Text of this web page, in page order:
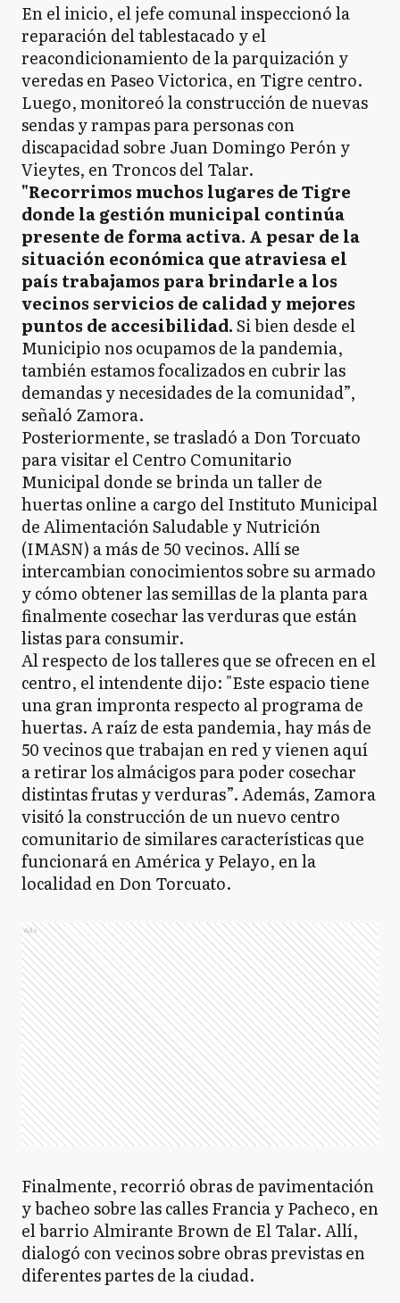
En el inicio, el jefe comunal inspeccionó la
reparación del tablestacado y el
reacondicionamiento de la parquización y
veredas en Paseo Victorica, en Tigre centro.
Luego, monitoreó la construcción de nuevas
sendas y rampas para personas con
discapacidad sobre Juan Domingo Perón y
Vieytes, en Troncos del Talar.
"Recorrimos muchos lugares de Tigre
donde la gestión municipal continúa
presente de forma activa. A pesar de la
situación económica que atraviesa el
país trabajamos para brindarle a los
vecinos servicios de calidad y mejores
puntos de accesibilidad.Si bien desde el
Municipio nos ocupamos de la pandemia,
también estamos focalizados en cubrir las
demandas y necesidades de la comunidad”,
señaló Zamora.
Posteriormente, se trasladó a Don Torcuato
para visitar el Centro Comunitario
Municipal donde se brinda un taller de
huertas online a cargo del Instituto Municipal
de Alimentación Saludable y Nutrición
(IMASN) a más de 50 vecinos. Allí se
intercambian conocimientos sobre su armado
y cómo obtener las semillas de la planta para
finalmente cosechar las verduras que están
listas para consumir.
Al respecto de los talleres que se ofrecen en el
centro, el intendente dijo: "Este espacio tiene
una gran impronta respecto al programa de
huertas. A raíz de esta pandemia, hay más de
50 vecinos que trabajan en red y vienen aquí
a retirar los almácigos para poder cosechar
distintas frutas y verduras”. Además, Zamora
visitó la construcción de un nuevo centro
comunitario de similares características que
funcionará en América y Pelayo, en la
localidad en Don Torcuato.
Ads
Finalmente, recorrió obras de pavimentación
y bacheo sobre las calles Francia y Pacheco, en
el barrio Almirante Brown de El Talar. Allí,
dialogó con vecinos sobre obras previstas en
diferentes partes de la ciudad.